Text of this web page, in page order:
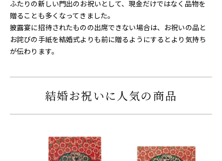
ふたりの新しい門出のお祝いとして、現金だけではなく品物を
贈ることも多くなってきました。
披露宴に招待されたものの出席できない場合は、お祝いの品と
お詫びの手紙を結婚式よりも前に贈るようにするとより気持ち
が伝わります。
結婚お祝いに人気の商品